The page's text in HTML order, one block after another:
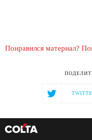
Понравился материал?